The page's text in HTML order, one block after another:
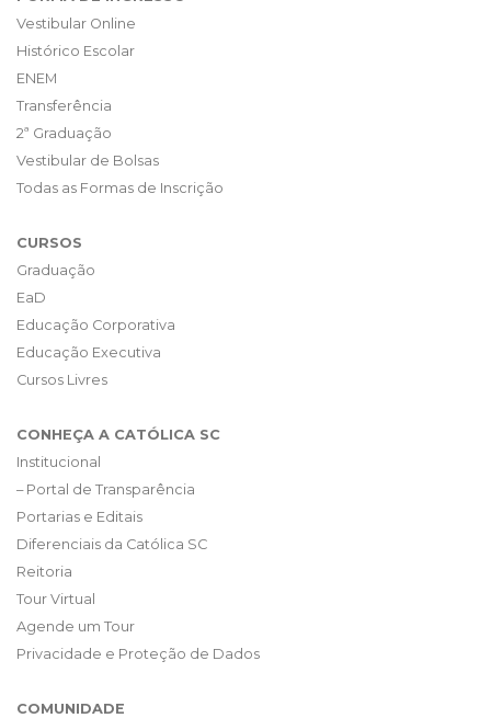
Vestibular Online
Histórico Escolar
ENEM
Transferência
2ª Graduação
Vestibular de Bolsas
Todas as Formas de Inscrição
CURSOS
Graduação
EaD
Educação Corporativa
Educação Executiva
Cursos Livres
CONHEÇA A CATÓLICA SC
Institucional
– Portal de Transparência
Portarias e Editais
Diferenciais da Católica SC
Reitoria
Tour Virtual
Agende um Tour
Privacidade e Proteção de Dados
COMUNIDADE